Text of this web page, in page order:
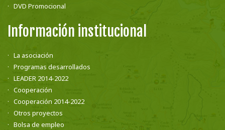
DVD Promocional
Información institucional
La asociación
Programas desarrollados
LEADER 2014-2022
Cooperación
Cooperación 2014-2022
Otros proyectos
Bolsa de empleo